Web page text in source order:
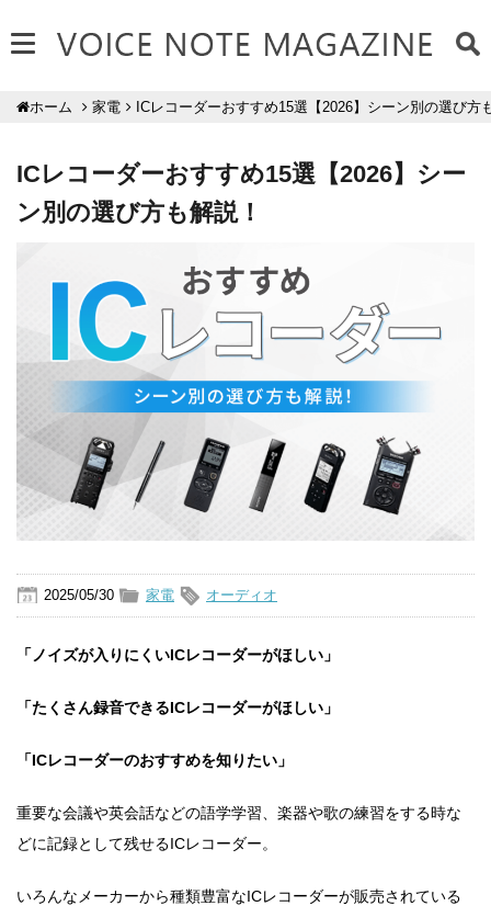
ホーム 家電 ICレコーダーおすすめ15選【2026】シーン別の選び方
ICレコーダーおすすめ15選【2026】シー
ン別の選び方も解説！
2025/05/30 家電 オーディオ
「ノイズが入りにくいICレコーダーがほしい」
「たくさん録音できるICレコーダーがほしい」
「ICレコーダーのおすすめを知りたい」
重要な会議や英会話などの語学学習、楽器や歌の練習をする時な
どに記録として残せるICレコーダー。
いろんなメーカーから種類豊富なICレコーダーが販売されている